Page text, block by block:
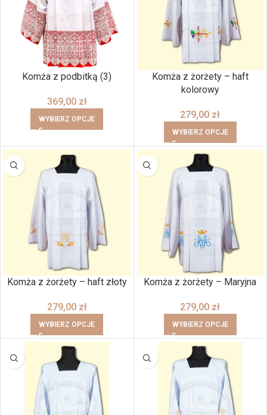
Komża z podbitką (3)
369,00 zł
WYBIERZ OPCJE
Komża z żorżety – haft
kolorowy
279,00 zł
WYBIERZ OPCJE
Komża z żorżety – haft złoty
279,00 zł
WYBIERZ OPCJE
Komża z żorżety – Maryjna
279,00 zł
WYBIERZ OPCJE